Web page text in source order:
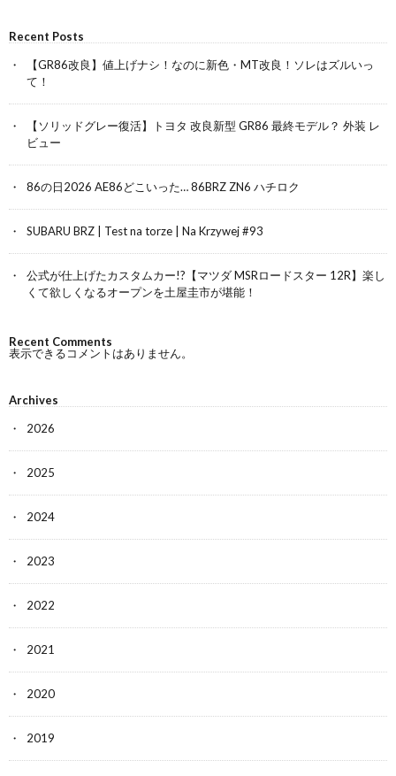
Recent Posts
【GR86改良】値上げナシ！なのに新色・MT改良！ソレはズルいっ
て！
【ソリッドグレー復活】トヨタ 改良新型 GR86 最終モデル？ 外装 レ
ビュー
86の日2026 AE86どこいった… 86BRZ ZN6 ハチロク
SUBARU BRZ | Test na torze | Na Krzywej #93
公式が仕上げたカスタムカー!?【マツダ MSRロードスター 12R】楽し
くて欲しくなるオープンを土屋圭市が堪能！
Recent Comments
表示できるコメントはありません。
Archives
2026
2025
2024
2023
2022
2021
2020
2019